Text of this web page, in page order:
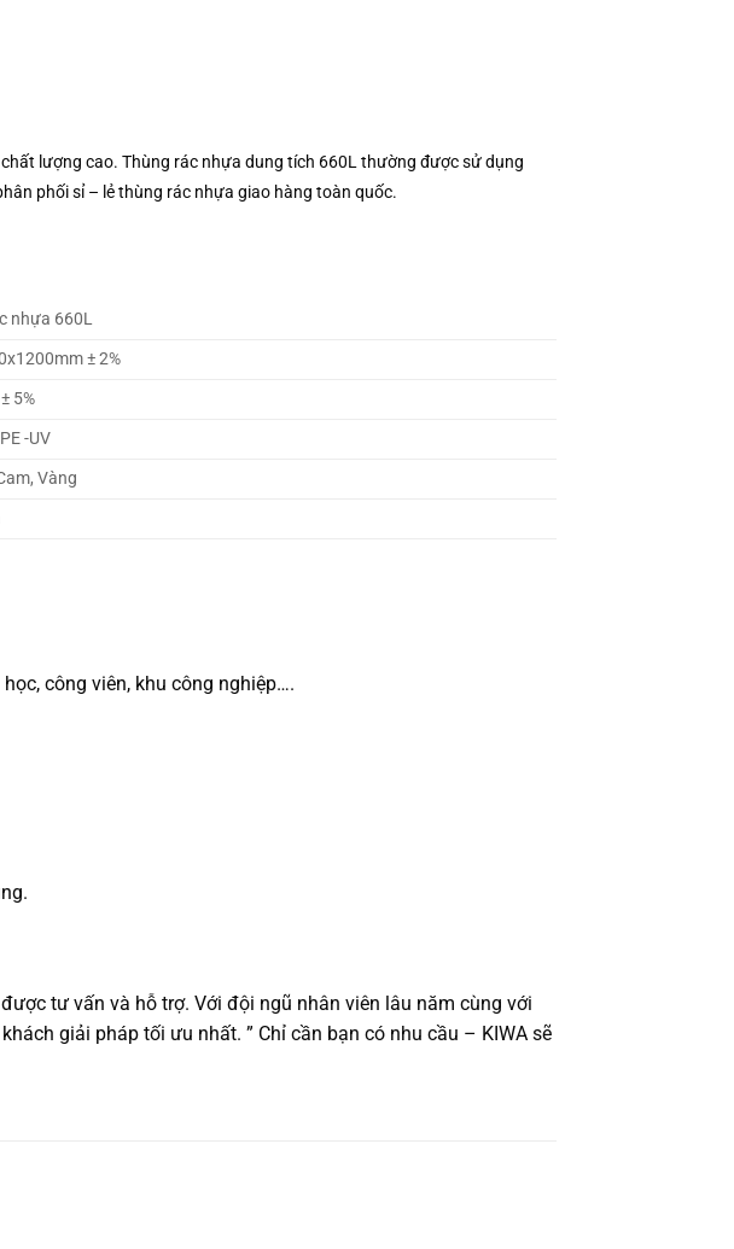
lượng cao. Thùng rác nhựa dung tích 660L thường được sử dụng
phối sỉ – lẻ thùng rác nhựa giao hàng toàn quốc.
nhựa 660L
± 2%
5%
-UV
Vàng
công viên, khu công nghiệp….
tư vấn và hỗ trợ. Với đội ngũ nhân viên lâu năm cùng với
giải pháp tối ưu nhất. ” Chỉ cần bạn có nhu cầu – KIWA sẽ